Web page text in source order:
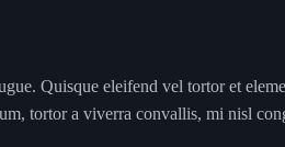
Quisque eleifend vel tortor et
tortor a viverra convallis, mi nisl